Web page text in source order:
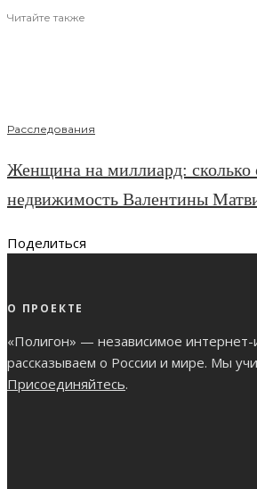
Читайте также
Расследования
Женщина на миллиард: сколько
недвижимость Валентины
Поделиться
О ПРОЕКТЕ
«Полигон» — независимое
рассказываем о России и мире. Мы
Присоединяйтесь.